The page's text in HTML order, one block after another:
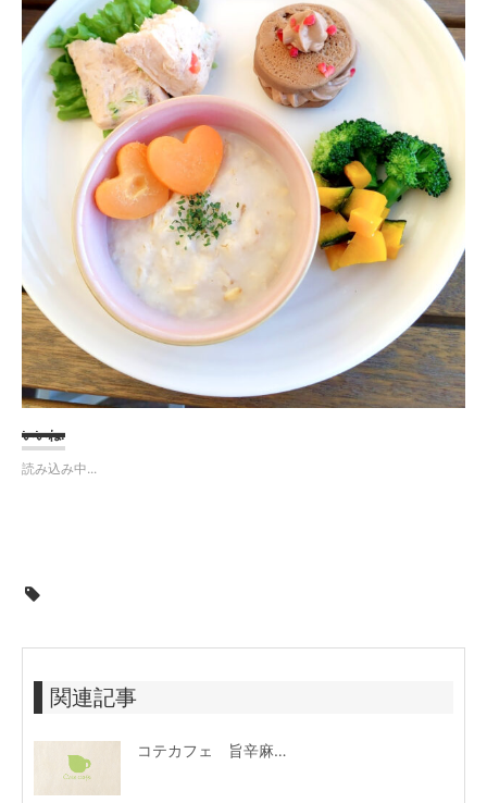
いいね:
読み込み中...
関連記事
コテカフェ 旨辛麻辣クリームパスタ・ショコラミルクティー期間限定登場！